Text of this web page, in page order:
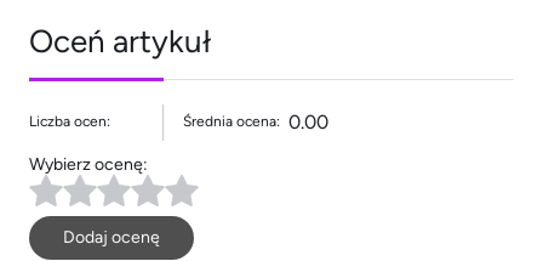
Oceń artykuł
Liczba ocen: Średnia ocena: 0.00
Wybierz ocenę:
Dodaj ocenę